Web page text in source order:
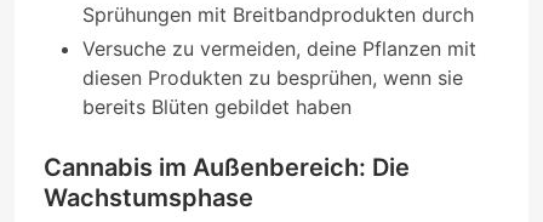
Sprühungen mit Breitbandprodukten durch
Versuche zu vermeiden, deine Pflanzen mit
diesen Produkten zu besprühen, wenn sie
bereits Blüten gebildet haben
Cannabis im Außenbereich: Die
Wachstumsphase